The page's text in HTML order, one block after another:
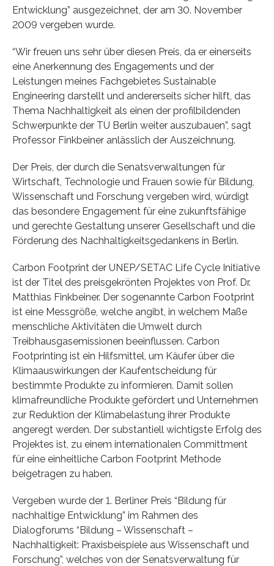
Entwicklung” ausgezeichnet, der am 30. November
2009 vergeben wurde.
“Wir freuen uns sehr über diesen Preis, da er einerseits
eine Anerkennung des Engagements und der
Leistungen meines Fachgebietes Sustainable
Engineering darstellt und andererseits sicher hilft, das
Thema Nachhaltigkeit als einen der profilbildenden
Schwerpunkte der TU Berlin weiter auszubauen”, sagt
Professor Finkbeiner anlässlich der Auszeichnung.
Der Preis, der durch die Senatsverwaltungen für
Wirtschaft, Technologie und Frauen sowie für Bildung,
Wissenschaft und Forschung vergeben wird, würdigt
das besondere Engagement für eine zukunftsfähige
und gerechte Gestaltung unserer Gesellschaft und die
Förderung des Nachhaltigkeitsgedankens in Berlin.
Carbon Footprint der UNEP/SETAC Life Cycle Initiative
ist der Titel des preisgekrönten Projektes von Prof. Dr.
Matthias Finkbeiner. Der sogenannte Carbon Footprint
ist eine Messgröße, welche angibt, in welchem Maße
menschliche Aktivitäten die Umwelt durch
Treibhausgasemissionen beeinflussen. Carbon
Footprinting ist ein Hilfsmittel, um Käufer über die
Klimaauswirkungen der Kaufentscheidung für
bestimmte Produkte zu informieren. Damit sollen
klimafreundliche Produkte gefördert und Unternehmen
zur Reduktion der Klimabelastung ihrer Produkte
angeregt werden. Der substantiell wichtigste Erfolg des
Projektes ist, zu einem internationalen Committment
für eine einheitliche Carbon Footprint Methode
beigetragen zu haben.
Vergeben wurde der 1. Berliner Preis “Bildung für
nachhaltige Entwicklung” im Rahmen des
Dialogforums “Bildung – Wissenschaft –
Nachhaltigkeit: Praxisbeispiele aus Wissenschaft und
Forschung”, welches von der Senatsverwaltung für